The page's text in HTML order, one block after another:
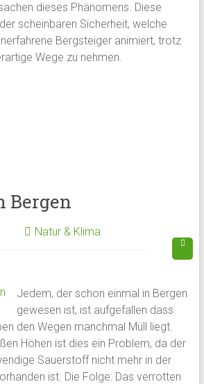
dieses Phänomens. Diese
scheinbaren Sicherheit, welche
Bergsteiger animiert, trotz
Wege zu nehmen.
Bergen
Natur & Klima
Jedem, der schon einmal in Bergen
gewesen ist, ist aufgefallen dass
den Wegen manchmal Müll liegt.
Höhen ist dies ein Problem, da der
Sauerstoff nicht mehr in der
ist. Die Folge: Das verrotten